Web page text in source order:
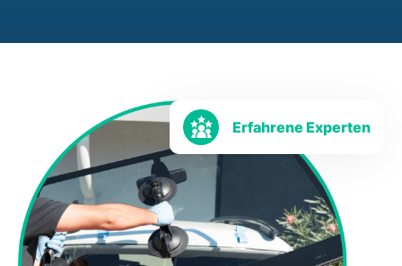
Erfahrene Experten